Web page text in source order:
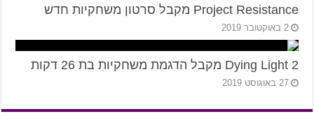
Project Resistance מקבל סרטון משחקיות חדש
2 באוקטובר 2019
Dying Light 2 מקבל הדגמת משחקיות בת 26 דקות
27 באוגוסט 2019